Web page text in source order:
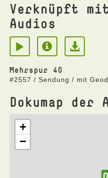
Verknüpft
Audios
Mehrspur 40
#2557 / Sendung / mit
Dokumap der